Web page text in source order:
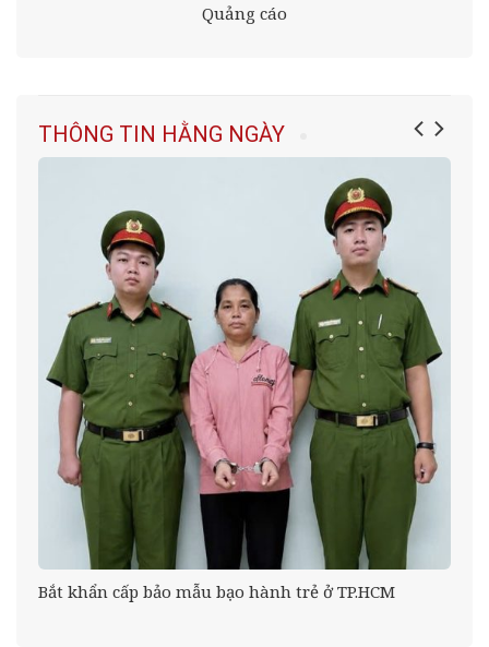
Quảng cáo
THÔNG TIN HẰNG NGÀY
Bắt khẩn cấp bảo mẫu bạo hành trẻ ở TP.HCM